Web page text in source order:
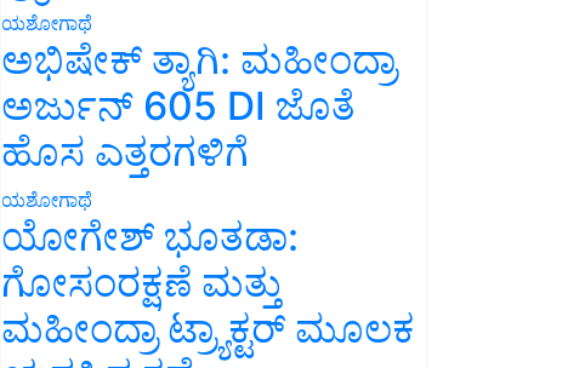
ಯಶೋಗಾಥೆ
ಅಭಿಷೇಕ್ ತ್ಯಾಗಿ: ಮಹೀಂದ್ರಾ
ಅರ್ಜುನ್ 605 DI ಜೊತೆ
ಹೊಸ ಎತ್ತರಗಳಿಗೆ
ಯಶೋಗಾಥೆ
ಯೋಗೇಶ್ ಭೂತಡಾ:
ಗೋಸಂರಕ್ಷಣೆ ಮತ್ತು
ಮಹೀಂದ್ರಾ ಟ್ರ್ಯಾಕ್ಟರ್ ಮೂಲಕ